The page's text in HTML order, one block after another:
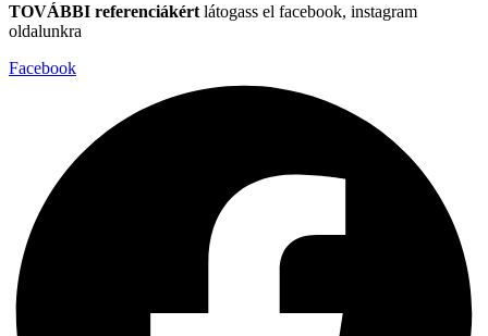
TOVÁBBI referenciákért látogass el facebook, instagram
oldalunkra
Facebook